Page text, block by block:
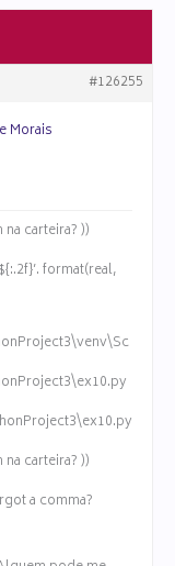
#126255
Morais
carteira? ))
format(real,
carteira? ))
a comma?